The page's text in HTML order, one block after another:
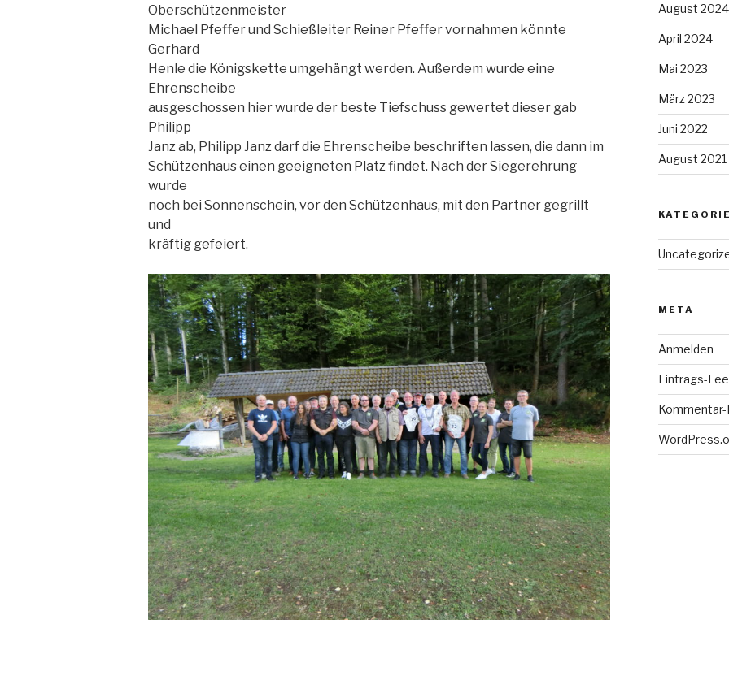
Oberschützenmeister
Michael Pfeffer und Schießleiter Reiner Pfeffer vornahmen könnte
Gerhard
Henle die Königskette umgehängt werden. Außerdem wurde eine
Ehrenscheibe
ausgeschossen hier wurde der beste Tiefschuss gewertet dieser gab
Philipp
Janz ab, Philipp Janz darf die Ehrenscheibe beschriften lassen, die dann im
Schützenhaus einen geeigneten Platz findet. Nach der Siegerehrung
wurde
noch bei Sonnenschein, vor den Schützenhaus, mit den Partner gegrillt
und
kräftig gefeiert.
August 2024
April 2024
Mai 2023
März 2023
Juni 2022
August 2021
META
Anmelden
Eintrags-
Kommentar-